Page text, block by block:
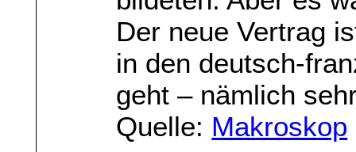
Der neue Vertrag
in den deutsch-
geht – nämlich
Quelle: Makroskop